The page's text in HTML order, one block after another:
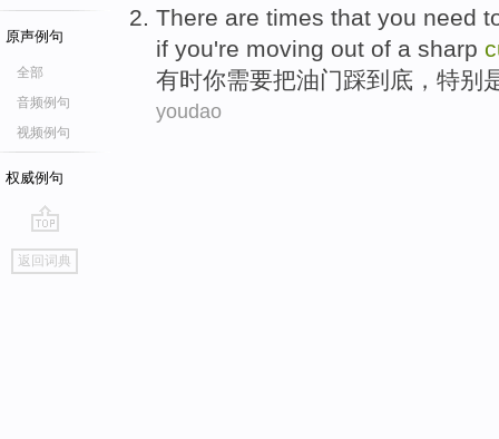
原声例句
全部
音频例句
视频例句
权威例句
go
top
返回词典
There are times that you need
if you're moving out of a sharp
有时你需要把油门踩到底， 特别
youdao